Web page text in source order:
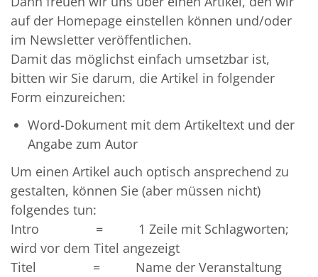
auf der Homepage einstellen können und/oder
im Newsletter veröffentlichen.
Damit das möglichst einfach umsetzbar ist,
bitten wir Sie darum, die Artikel in folgender
Form einzureichen:
Word-Dokument mit dem Artikeltext und der
Angabe zum Autor
Um einen Artikel auch optisch ansprechend zu
gestalten, können Sie (aber müssen nicht)
folgendes tun:
Intro = 1 Zeile mit Schlagworten;
wird vor dem Titel angezeigt
Titel = Name der Veranstaltung